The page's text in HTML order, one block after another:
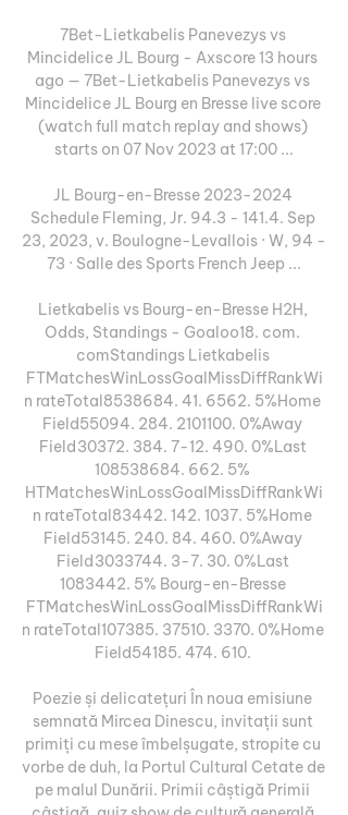
7Bet-Lietkabelis Panevezys vs
Mincidelice JL Bourg - Axscore 13 hours
ago — 7Bet-Lietkabelis Panevezys vs
Mincidelice JL Bourg en Bresse live score
(watch full match replay and shows)
starts on 07 Nov 2023 at 17:00 ...
JL Bourg-en-Bresse 2023-2024
Schedule Fleming, Jr. 94.3 - 141.4. Sep
23, 2023, v. Boulogne-Levallois · W, 94 -
73 · Salle des Sports French Jeep ...
Lietkabelis vs Bourg-en-Bresse H2H,
Odds, Standings - Goaloo18. com.
comStandings Lietkabelis
FTMatchesWinLossGoalMissDiffRankWi
n rateTotal8538684. 41. 6562. 5%Home
Field55094. 284. 2101100. 0%Away
Field30372. 384. 7-12. 490. 0%Last
108538684. 662. 5%
HTMatchesWinLossGoalMissDiffRankWi
n rateTotal83442. 142. 1037. 5%Home
Field53145. 240. 84. 460. 0%Away
Field3033744. 3-7. 30. 0%Last
1083442. 5% Bourg-en-Bresse
FTMatchesWinLossGoalMissDiffRankWi
n rateTotal107385. 37510. 3370. 0%Home
Field54185. 474. 610.
Poezie și delicatețuri În noua emisiune
semnată Mircea Dinescu, invitații sunt
primiți cu mese îmbelșugate, stropite cu
vorbe de duh, la Portul Cultural Cetate de
pe malul Dunării. Primii câștigă Primii